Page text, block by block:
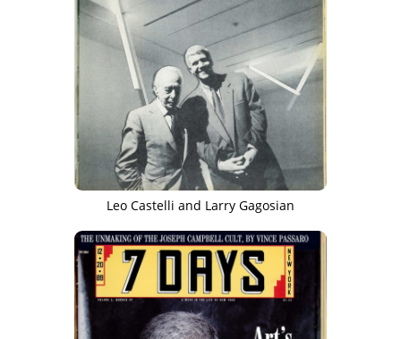
Leo Castelli and Larry Gagosian